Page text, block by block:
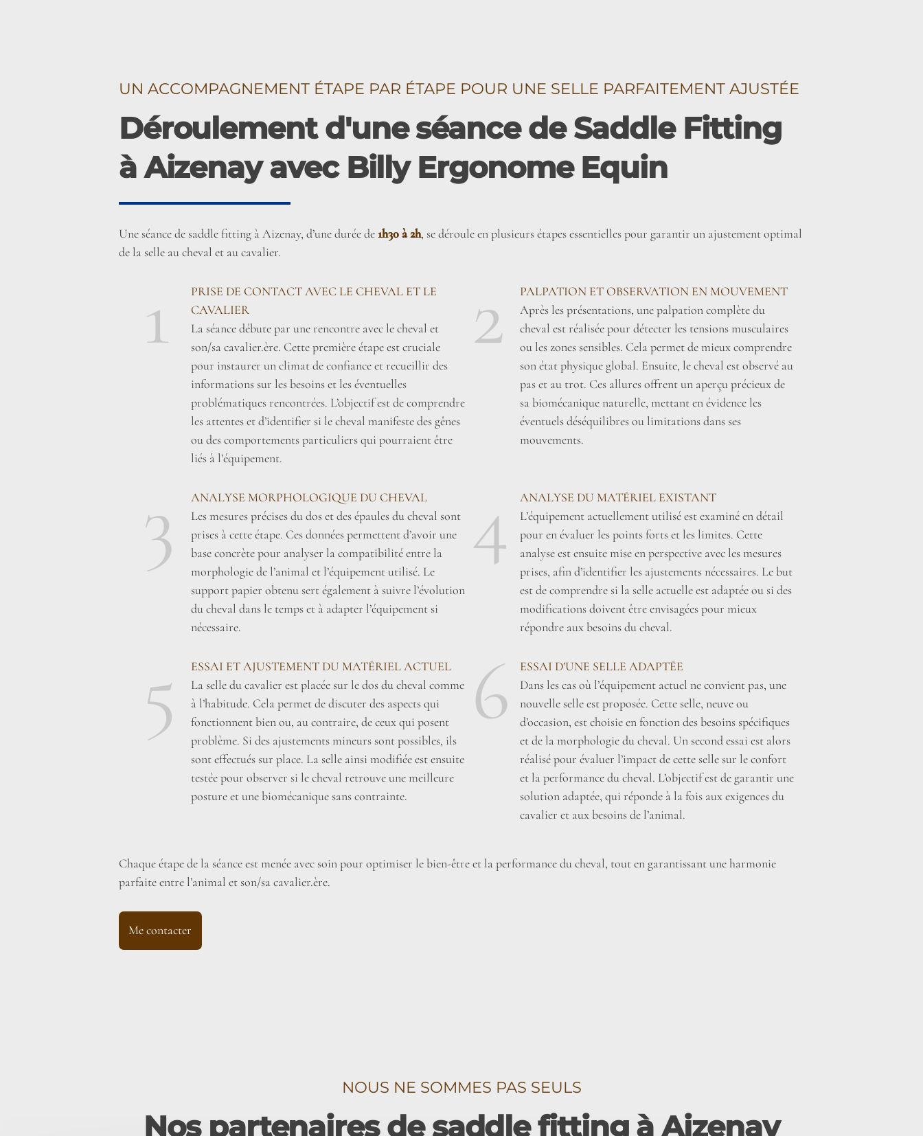
UN ACCOMPAGNEMENT ÉTAPE PAR ÉTAPE POUR UNE SELLE PARFAITEMENT AJUSTÉE
Déroulement d'une séance de Saddle Fitting
à Aizenay avec Billy Ergonome Equin
Une séance de saddle fitting à Aizenay, d’une durée de1h30 à 2h, se déroule en plusieurs étapes essentielles pour garantir un ajustement optimal
de la selle au cheval et au cavalier.
1
PRISE DE CONTACT AVEC LE CHEVAL ET LE
CAVALIER
La séance débute par une rencontre avec le cheval et
son/sa cavalier.ère. Cette première étape est cruciale
pour instaurer un climat de confiance et recueillir des
informations sur les besoins et les éventuelles
problématiques rencontrées. L’objectif est de comprendre
les attentes et d’identifier si le cheval manifeste des gênes
ou des comportements particuliers qui pourraient être
liés à l’équipement.
2
PALPATION ET OBSERVATION EN MOUVEMENT
Après les présentations, une palpation complète du
cheval est réalisée pour détecter les tensions musculaires
ou les zones sensibles. Cela permet de mieux comprendre
son état physique global. Ensuite, le cheval est observé au
pas et au trot. Ces allures offrent un aperçu précieux de
sa biomécanique naturelle, mettant en évidence les
éventuels déséquilibres ou limitations dans ses
mouvements.
3
ANALYSE MORPHOLOGIQUE DU CHEVAL
Les mesures précises du dos et des épaules du cheval sont
prises à cette étape. Ces données permettent d’avoir une
base concrète pour analyser la compatibilité entre la
morphologie de l’animal et l’équipement utilisé. Le
support papier obtenu sert également à suivre l’évolution
du cheval dans le temps et à adapter l’équipement si
nécessaire.
4
ANALYSE DU MATÉRIEL EXISTANT
L’équipement actuellement utilisé est examiné en détail
pour en évaluer les points forts et les limites. Cette
analyse est ensuite mise en perspective avec les mesures
prises, afin d’identifier les ajustements nécessaires. Le but
est de comprendre si la selle actuelle est adaptée ou si des
modifications doivent être envisagées pour mieux
répondre aux besoins du cheval.
5
ESSAI ET AJUSTEMENT DU MATÉRIEL ACTUEL
La selle du cavalier est placée sur le dos du cheval comme
à l’habitude. Cela permet de discuter des aspects qui
fonctionnent bien ou, au contraire, de ceux qui posent
problème. Si des ajustements mineurs sont possibles, ils
sont effectués sur place. La selle ainsi modifiée est ensuite
testée pour observer si le cheval retrouve une meilleure
posture et une biomécanique sans contrainte.
6
ESSAI D’UNE SELLE ADAPTÉE
Dans les cas où l’équipement actuel ne convient pas, une
nouvelle selle est proposée. Cette selle, neuve ou
d’occasion, est choisie en fonction des besoins spécifiques
et de la morphologie du cheval. Un second essai est alors
réalisé pour évaluer l’impact de cette selle sur le confort
et la performance du cheval. L’objectif est de garantir une
solution adaptée, qui réponde à la fois aux exigences du
cavalier et aux besoins de l’animal.
Chaque étape de la séance est menée avec soin pour optimiser le bien-être et la performance du cheval, tout en garantissant une harmonie
parfaite entre l’animal et son/sa cavalier.ère.
Me contacter
NOUS NE SOMMES PAS SEULS
Nos partenaires de saddle fitting à Aizenay